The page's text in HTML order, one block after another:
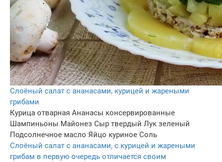
Слоёный салат с ананасами, курицей и жареными
грибами
Курица отварная Ананасы консервированные
Шампиньоны Майонез Сыр твердый Лук зеленый
Подсолнечное масло Яйцо куриное Соль
Слоёный салат с ананасами, с курицей и жареными
грибам в первую очередь отличается своим